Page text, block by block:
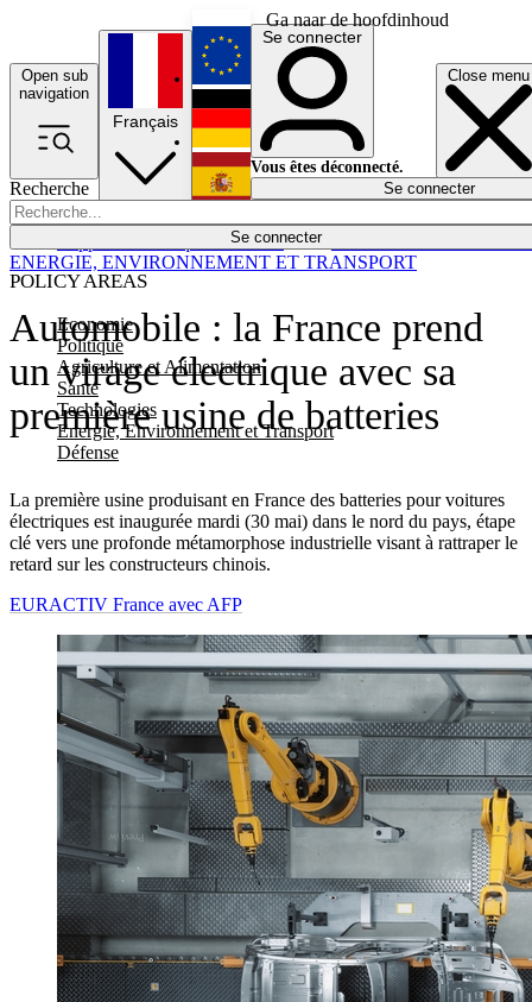
Ga naar de hoofdinhoud
Open sub
navigation
Close menu
Recherche
Se connecter
POLICY AREAS
Economie
Politique
Agriculture et Alimentation
Santé
Technologies
Energie, Environnement et Transport
Défense
Économie
Français
English
Deutsch
Español
Se connecter
Vous êtes déconnecté.
Se connecter
Automobile : la France prend
un virage électrique avec sa
première usine de batteries
La première usine produisant en France des batteries pour voitures
électriques est inaugurée mardi (30 mai) dans le nord du pays, étape
clé vers une profonde métamorphose industrielle visant à rattraper le
retard sur les constructeurs chinois.
ENERGIE, ENVIRONNEMENT ET TRANSPORT
EURACTIV France avec AFP